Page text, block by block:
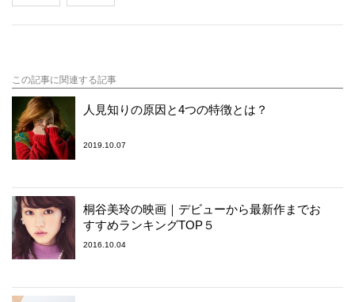
この記事に関連する記事
人見知りの原因と4つの特徴とは？
2019.10.07
桐谷美玲の映画｜デビューから最新作までお
すすめランキングTOP５
2016.10.04